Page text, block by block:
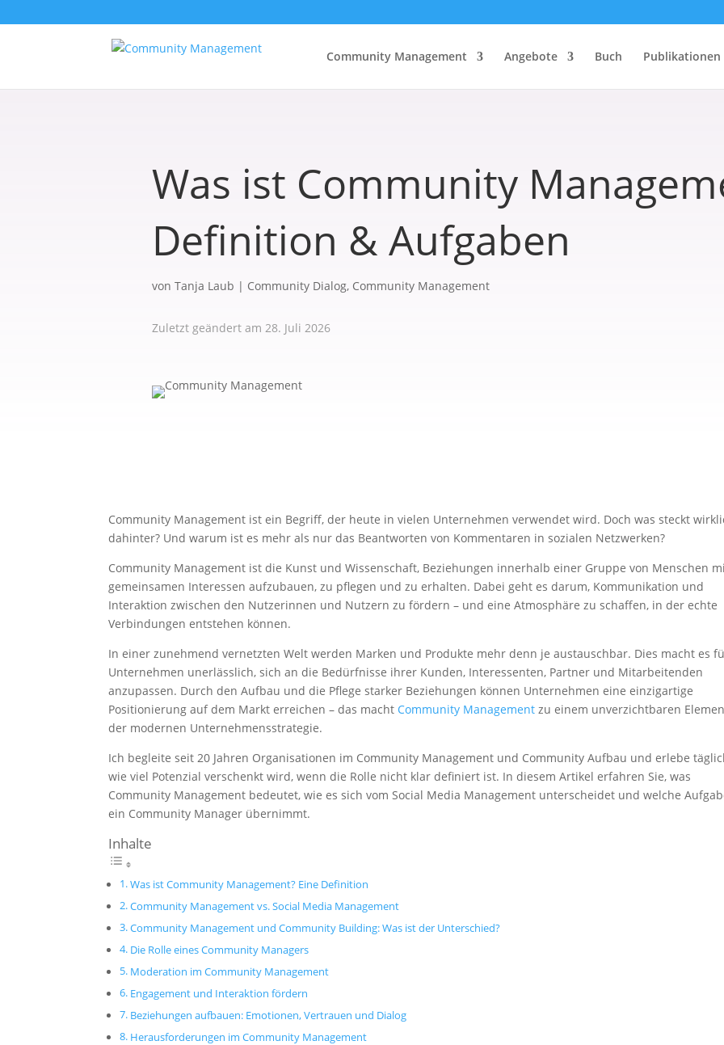
Community Management Angebote Buch Publikationen
Was ist Community
Definition & Aufgaben
vonTanja Laub | Community Dialog, Community Management
Zuletzt geändert am 28. Juli 2026
Community Management ist ein Begriff, der heute in vielen Unternehmen verwendet wird. Doch was steckt
dahinter? Und warum ist es mehr als nur das Beantworten von Kommentaren in sozialen Netzwerken?
Community Management ist die Kunst und Wissenschaft, Beziehungen innerhalb einer Gruppe von Menschen
gemeinsamen Interessen aufzubauen, zu pflegen und zu erhalten. Dabei geht es darum, Kommunikation und
Interaktion zwischen den Nutzerinnen und Nutzern zu fördern – und eine Atmosphäre zu schaffen, in der echte
Verbindungen entstehen können.
In einer zunehmend vernetzten Welt werden Marken und Produkte mehr denn je austauschbar. Dies macht es
Unternehmen unerlässlich, sich an die Bedürfnisse ihrer Kunden, Interessenten, Partner und Mitarbeitenden
anzupassen. Durch den Aufbau und die Pflege starker Beziehungen können Unternehmen eine einzigartige
Positionierung auf dem Markt erreichen – das macht Community Management zu einem unverzichtbaren
der modernen Unternehmensstrategie.
Ich begleite seit 20 Jahren Organisationen im Community Management und Community Aufbau und erlebe
wie viel Potenzial verschenkt wird, wenn die Rolle nicht klar definiert ist. In diesem Artikel erfahren Sie, was
Community Management bedeutet, wie es sich vom Social Media Management unterscheidet und welche
ein Community Manager übernimmt.
Inhalte
Was ist Community Management? Eine Definition
Community Management vs. Social Media Management
Community Management und Community Building: Was ist der Unterschied?
Die Rolle eines Community Managers
Moderation im Community Management
Engagement und Interaktion fördern
Beziehungen aufbauen: Emotionen, Vertrauen und Dialog
Herausforderungen im Community Management